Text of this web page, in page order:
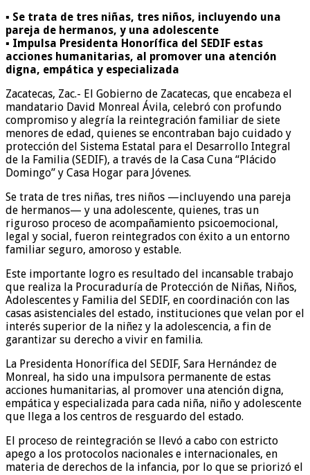
▪ Se trata de tres niñas, tres niños, incluyendo una
pareja de hermanos, y una adolescente
▪ Impulsa Presidenta Honorífica del SEDIF estas
acciones humanitarias, al promover una atención
digna, empática y especializada
Zacatecas, Zac.- El Gobierno de Zacatecas, que encabeza el
mandatario David Monreal Ávila, celebró con profundo
compromiso y alegría la reintegración familiar de siete
menores de edad, quienes se encontraban bajo cuidado y
protección del Sistema Estatal para el Desarrollo Integral
de la Familia (SEDIF), a través de la Casa Cuna “Plácido
Domingo” y Casa Hogar para Jóvenes.
Se trata de tres niñas, tres niños —incluyendo una pareja
de hermanos— y una adolescente, quienes, tras un
riguroso proceso de acompañamiento psicoemocional,
legal y social, fueron reintegrados con éxito a un entorno
familiar seguro, amoroso y estable.
Este importante logro es resultado del incansable trabajo
que realiza la Procuraduría de Protección de Niñas, Niños,
Adolescentes y Familia del SEDIF, en coordinación con las
casas asistenciales del estado, instituciones que velan por el
interés superior de la niñez y la adolescencia, a fin de
garantizar su derecho a vivir en familia.
La Presidenta Honorífica del SEDIF, Sara Hernández de
Monreal, ha sido una impulsora permanente de estas
acciones humanitarias, al promover una atención digna,
empática y especializada para cada niña, niño y adolescente
que llega a los centros de resguardo del estado.
El proceso de reintegración se llevó a cabo con estricto
apego a los protocolos nacionales e internacionales, en
materia de derechos de la infancia, por lo que se priorizó el